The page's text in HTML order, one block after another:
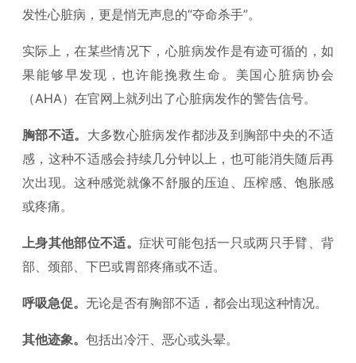
发性心脏病，更是悄无声息的“夺命杀手”。
实际上，在某些情况下，心脏病发作是有迹可循的，如
果能够早发现，也许能挽救生命。美国心脏病协会
（AHA）在官网上就列出了心脏病发作的警告信号。
胸部不适。 大多数心脏病发作都涉及到胸部中央的不适
感，这种不适感会持续几分钟以上，也可能消失随后再
次出现。这种感觉就像不舒服的压迫、压榨感、饱胀感
或疼痛。
上身其他部位不适。症状可能包括一只或两只手臂、背
部、颈部、下巴或胃部疼痛或不适。
呼吸急促。 无论是否有胸部不适，都会出现这种情况。
其他迹象。 包括出冷汗、恶心或头晕。